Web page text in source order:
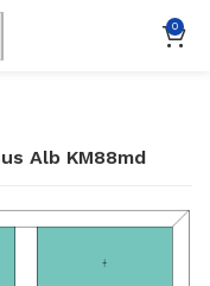
0
Alb KM88md